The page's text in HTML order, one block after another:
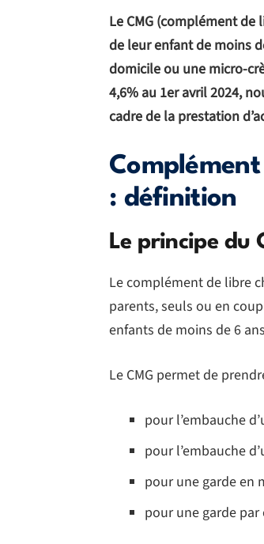
Le CMG (complément
de leur enfant de moins
domicile ou une micro-
4,6% au 1er avril 2024,
cadre de la prestation
: définition
Le principe du
Le complément de libre
parents, seuls ou en
enfants de moins de 6
Le CMG permet de
pour l’embauche
pour l’embauche
pour une garde en
pour une garde